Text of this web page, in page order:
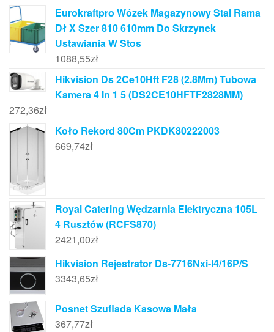
Eurokraftpro Wózek Magazynowy Stal Rama
Dł X Szer 810 610mm Do Skrzynek
Ustawiania W Stos
1088,55zł
Hikvision Ds 2Ce10Hft F28 (2.8Mm) Tubowa
Kamera 4 In 1 5 (DS2CE10HFTF2828MM)
272,36zł
Koło Rekord 80Cm PKDK80222003
669,74zł
Royal Catering Wędzarnia Elektryczna 105L
4 Rusztów (RCFS870)
2421,00zł
Hikvision Rejestrator Ds-7716Nxi-I4/16P/S
3343,65zł
Posnet Szuflada Kasowa Mała
367,77zł